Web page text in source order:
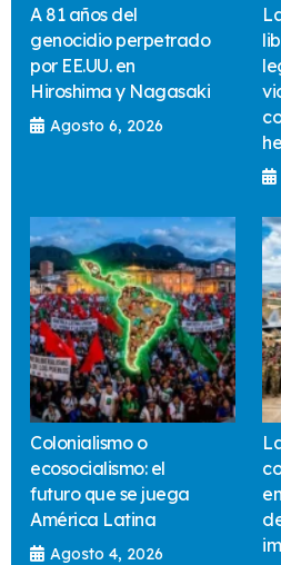
A 81 años del
genocidio perpetrado
por EE.UU. en
Hiroshima y Nagasaki
Agosto 6, 2026
Colonialismo o
ecosocialismo: el
futuro que se juega
América Latina
Agosto 4, 2026